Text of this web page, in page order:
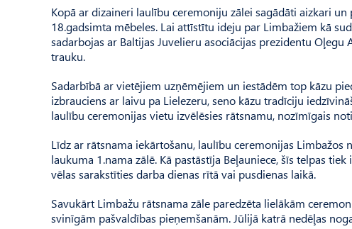
Kopā ar dizaineri laulību ceremoniju zālei sagādāti aizkari
18.gadsimta mēbeles. Lai attīstītu ideju par Limbažiem kā
sadarbojas ar Baltijas Juvelieru asociācijas prezidentu
trauku.
Sadarbībā ar vietējiem uzņēmējiem un iestādēm top kāzu
izbrauciens ar laivu pa Lielezeru, seno kāzu tradīciju
laulību ceremonijas vietu izvēlēsies rātsnamu, nozīmīgais
Līdz ar rātsnama iekārtošanu, laulību ceremonijas
laukuma 1.nama zālē. Kā pastāstīja Beļauniece, šīs telpas
vēlas sarakstīties darba dienas rītā vai pusdienas laikā.
Savukārt Limbažu rātsnama zāle paredzēta lielākām
svinīgām pašvaldības pieņemšanām. Jūlijā katrā nedēļas